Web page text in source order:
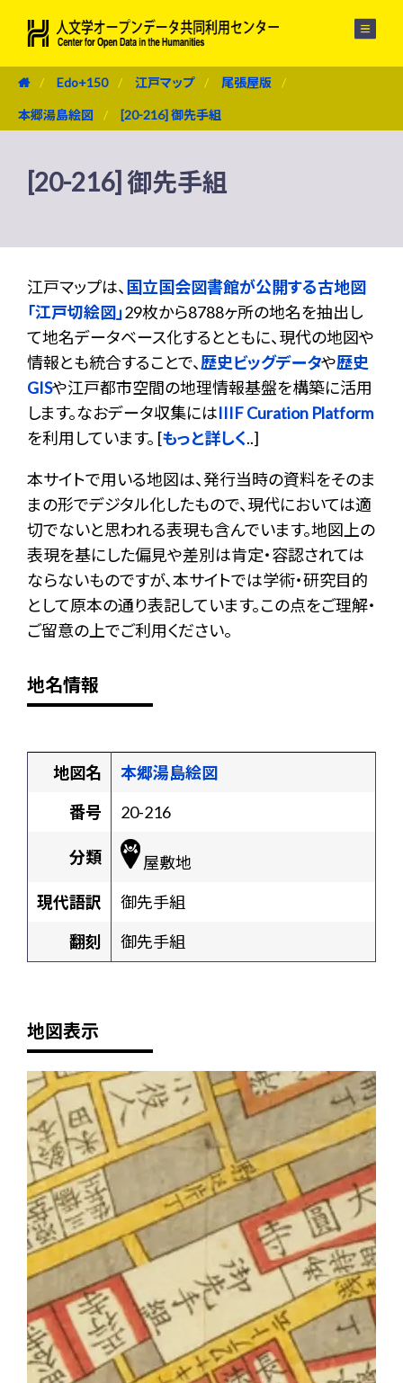
Edo+150 江戸マップ 尾張屋版
本郷湯島絵図 [20-216] 御先手組
[20-216] 御先手組
江戸マップは、 国立国会図書館が公開する古地図
「江戸切絵図」29枚から8788ヶ所の地名を抽出し
て地名データベース化するとともに、現代の地図や
情報とも統合することで、歴史ビッグデータや歴史
GISや江戸都市空間の地理情報基盤を構築に活用
します。なおデータ収集にはIIIF Curation Platform
を利用しています。 [もっと詳しく..]
本サイトで用いる地図は、発行当時の資料をそのま
まの形でデジタル化したもので、現代においては適
切でないと思われる表現も含んでいます。地図上の
表現を基にした偏見や差別は肯定・容認されては
ならないものですが、本サイトでは学術・研究目的
として原本の通り表記しています。この点をご理解・
ご留意の上でご利用ください。
地名情報
地図名
本郷湯島絵図
番号
20-216
分類
屋敷地
現代語訳
御先手組
翻刻
御先手組
地図表示
+
-